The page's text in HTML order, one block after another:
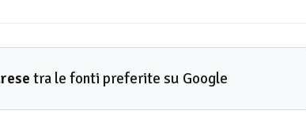
tra le fonti preferite su Google